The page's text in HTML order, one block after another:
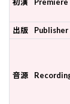
出版
Publisher
音源